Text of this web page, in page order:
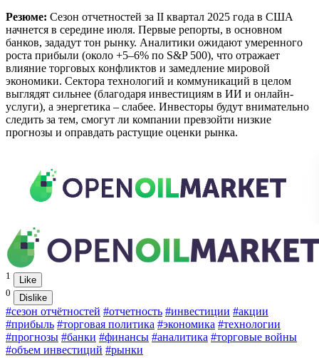
Резюме: Сезон отчетностей за II квартал 2025 года в США
начнется в середине июля. Первые репорты, в основном
банков, зададут тон рынку. Аналитики ожидают умеренного
роста прибыли (около +5–6% по S&P 500), что отражает
влияние торговых конфликтов и замедление мировой
экономики. Сектора технологий и коммуникаций в целом
выглядят сильнее (благодаря инвестициям в ИИ и онлайн-
услуги), а энергетика – слабее. Инвесторы будут внимательно
следить за тем, смогут ли компании превзойти низкие
прогнозы и оправдать растущие оценки рынка.
1
Like
0
Dislike
#сезон отчётностей #отчетность #инвестиции #акции
#прибыль #торговая политика #экономика #технологии
#прогнозы #банки #финансы #аналитика #торговые войны
#объем инвестиций #рынки